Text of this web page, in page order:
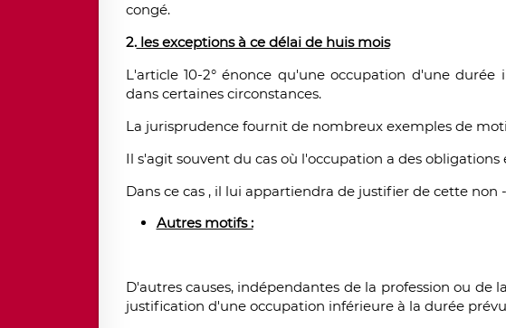
congé.
2.les exceptions à ce délai de huis mois
L'article 10-2° énonce qu'une occupation d'une
dans certaines circonstances.
La jurisprudence fournit de nombreux exemples de
Il s'agit souvent du cas où l'occupation a des
Dans ce cas , il lui appartiendra de justifier de cette
Autres motifs :
D'autres causes, indépendantes de la profession ou
justification d'une occupation inférieure à la durée